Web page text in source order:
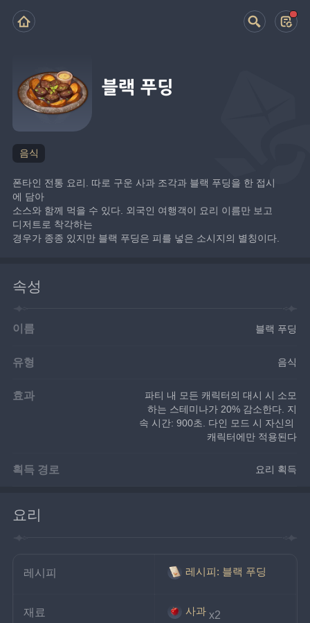
블랙 푸딩
음식
폰타인 전통 요리. 따로 구운 사과 조각과 블랙 푸딩을 한 접시
에 담아
소스와 함께 먹을 수 있다. 외국인 여행객이 요리 이름만 보고
디저트로 착각하는
경우가 종종 있지만 블랙 푸딩은 피를 넣은 소시지의 별칭이다.
속성
이름 블랙 푸딩
유형 음식
효과
파티 내 모든 캐릭터의 대시 시 소모
하는 스테미나가 20% 감소한다. 지
속 시간: 900초. 다인 모드 시 자신의
캐릭터에만 적용된다
획득 경로 요리 획득
요리
레시피 레시피: 블랙 푸딩
재료 사과 x2